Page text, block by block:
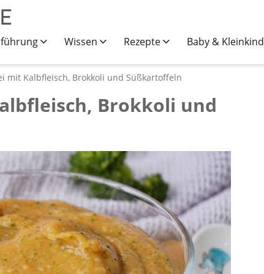
Wissen Rezepte Baby & Kleinkind
mit Kalbfleisch, Brokkoli und Süßkartoffeln
Brokkoli und